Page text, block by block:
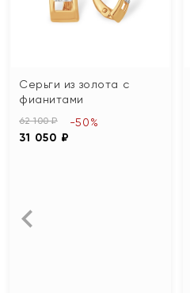
Серьги из золота с
фианитами
62 100 ₽
31 050 ₽
-50%